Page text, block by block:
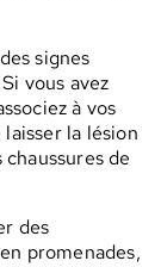
signes
vous avez
à vos
la lésion
de
des
promenades,